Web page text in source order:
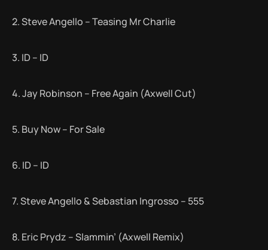
2. Steve Angello – Teasing Mr Charlie
3. ID – ID
4. Jay Robinson – Free Again (Axwell Cut)
5. Buy Now – For Sale
6. ID – ID
7. Steve Angello & Sebastian Ingrosso – 555
8. Eric Prydz – Slammin’ (Axwell Remix)